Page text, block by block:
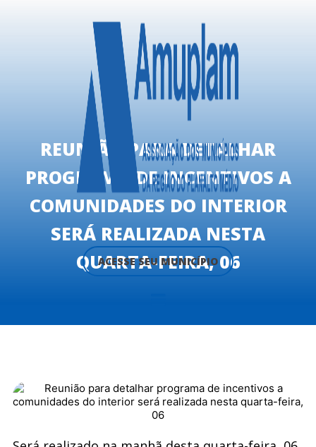
ACESSE SEU MUNICÍPIO
REUNIÃO PARA DETALHAR
PROGRAMA DE INCENTIVOS A
COMUNIDADES DO INTERIOR
SERÁ REALIZADA NESTA
QUARTA-FEIRA, 06